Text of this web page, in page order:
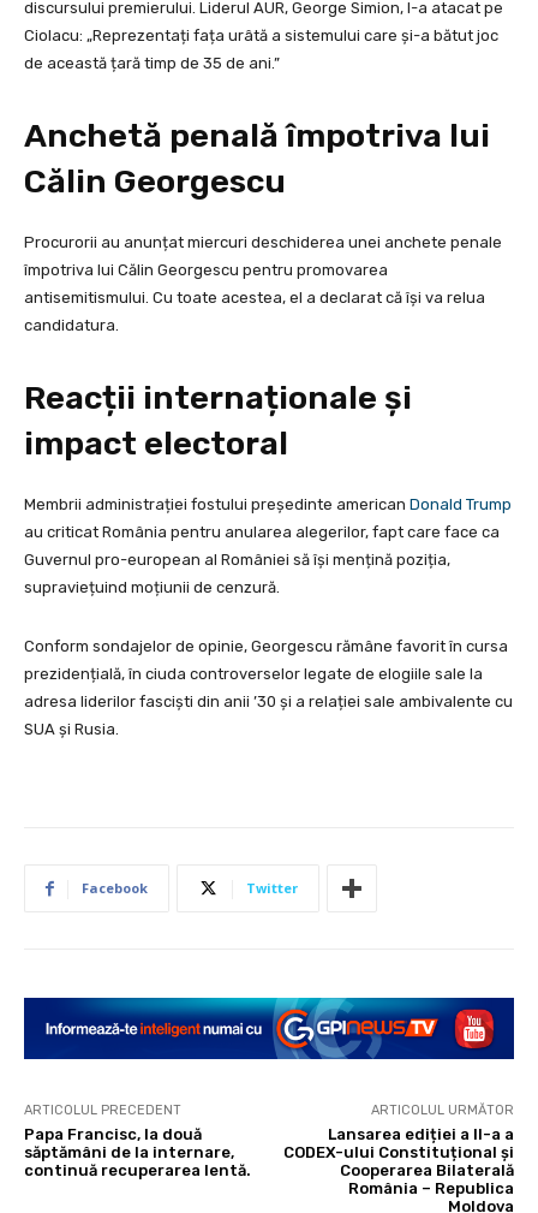
discursului premierului. Liderul AUR, George Simion, l-a atacat pe
Ciolacu: „Reprezentați fața urâtă a sistemului care și-a bătut joc
de această țară timp de 35 de ani.”
Anchetă penală împotriva lui
Călin Georgescu
Procurorii au anunțat miercuri deschiderea unei anchete penale
împotriva lui Călin Georgescu pentru promovarea
antisemitismului. Cu toate acestea, el a declarat că își va relua
candidatura.
Reacții internaționale și
impact electoral
Membrii administrației fostului președinte american Donald Trump
au criticat România pentru anularea alegerilor, fapt care face ca
Guvernul pro-european al României să își mențină poziția,
supraviețuind moțiunii de cenzură.
Conform sondajelor de opinie, Georgescu rămâne favorit în cursa
prezidențială, în ciuda controverselor legate de elogiile sale la
adresa liderilor fasciști din anii ’30 și a relației sale ambivalente cu
SUA și Rusia.
Facebook Twitter
ARTICOLUL PRECEDENT
Papa Francisc, la două
săptămâni de la internare,
continuă recuperarea lentă.
ARTICOLUL URMĂTOR
Lansarea ediției a II-a a
CODEX-ului Constituțional și
Cooperarea Bilaterală
România – Republica
Moldova